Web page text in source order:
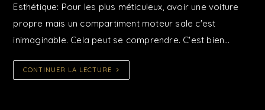
Esthétique: Pour les plus méticuleux, avoir une voiture
propre mais un compartiment moteur sale c'est
inimaginable. Cela peut se comprendre. C'est bien…
CONTINUER LA LECTURE